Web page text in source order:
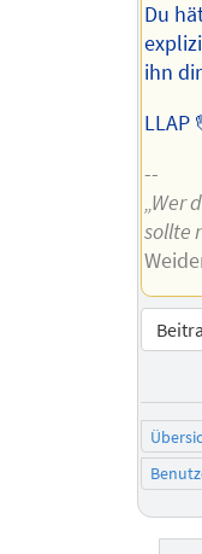
Du
ihn
LLAP
--
„Wer
sollte